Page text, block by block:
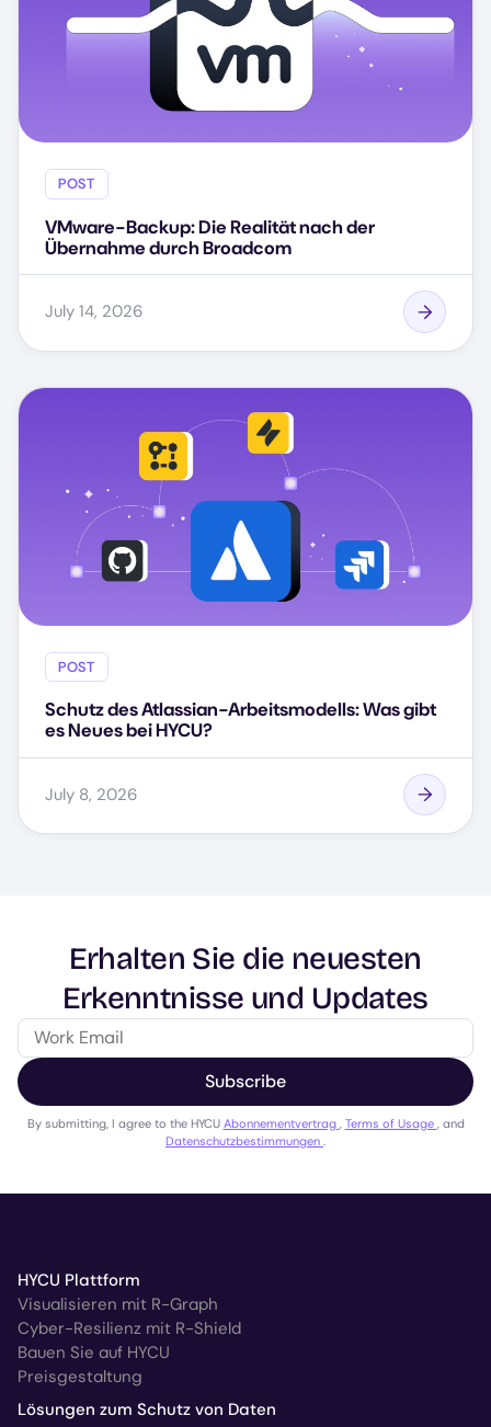
POST
VMware-Backup: Die Realität nach der
Übernahme durch Broadcom
July 14, 2026
POST
Schutz des Atlassian-Arbeitsmodells: Was gibt
es Neues bei HYCU?
July 8, 2026
Erhalten Sie die neuesten
Erkenntnisse und Updates
Subscribe
By submitting, I agree to the HYCU Abonnementvertrag , Terms of Usage , and
Datenschutzbestimmungen .
HYCU Plattform
Visualisieren mit R-Graph
Cyber-Resilienz mit R-Shield
Bauen Sie auf HYCU
Preisgestaltung
Lösungen zum Schutz von Daten